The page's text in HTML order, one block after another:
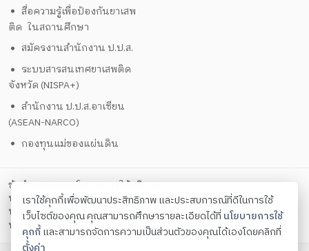
สื่อความรู้เพื่อป้องกันยาเสพ
ติด ในสถานศึกษา
สมัครงานสำนักงาน ป.ป.ส.
ระบบสารสนเทศยาเสพติด
จังหวัด (NISPA+)
สำนักงาน ป.ป.ส.อาเซียน
(ASEAN-NARCO)
กองทุนแม่ของแผ่นดิน
ข้อกำหนดและนโยบายการให้บริการ
นโยบายการคุ้มครองข้อมูลส่วนบุคคล
นโยบายการรักษาความมั่นคงปลอดภัยด้วยเทคโนโลยีสารสนเทศ
นโยบายคุกกี้
ตั้งค่าคุกกี้
เราใช้คุกกี้เพื่อพัฒนาประสิทธิภาพ และประสบการณ์ที่ดีในการใช้
เว็บไซต์ของคุณ คุณสามารถศึกษารายละเอียดได้ที่ นโยบายการใช้
คุกกี้และสามารถจัดการความเป็นส่วนตัวของคุณได้เองโดยคลิกที่